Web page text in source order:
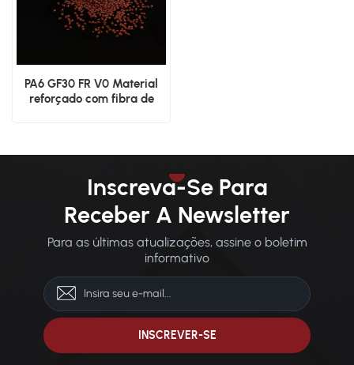
PA6 GF30 FR V0 Material
reforçado com fibra de
Inscreva-Se Para
Receber A Newsletter
Para as últimas atualizações, assine o boletim
informativo